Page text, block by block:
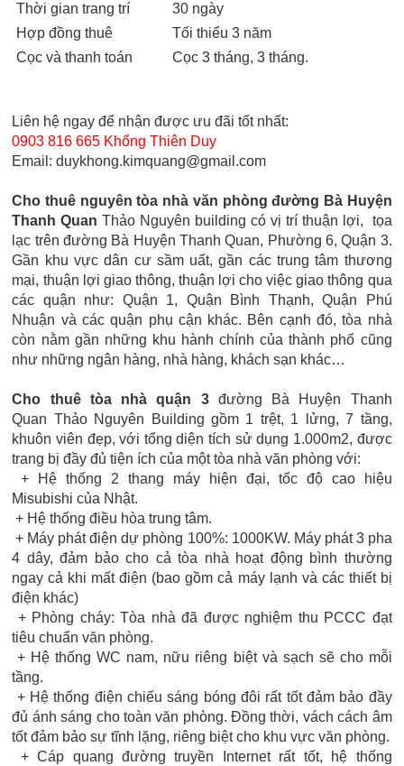
Thời gian trang trí
30 ngày
Hợp đồng thuê
Tối thiểu 3 năm
Cọc và thanh toán
Cọc 3 tháng, 3 tháng.
Liên hệ ngay để nhận được ưu đãi tốt nhất:
0903 816 665 Khổng Thiên Duy
Email: duykhong.kimquang@gmail.com
Cho thuê nguyên tòa nhà văn phòng đường Bà Huyện
Thanh Quan Thảo Nguyên buildingcó vị trí thuận lợi, tọa
lạc trên đường Bà Huyện Thanh Quan, Phường 6, Quận 3.
Gần khu vực dân cư sầm uất, gần các trung tâm thương
mại, thuận lợi giao thông, thuận lợi cho việc giao thông qua
các quận như: Quận 1, Quận Bình Thạnh, Quận Phú
Nhuận và các quận phụ cận khác. Bên cạnh đó, tòa nhà
còn nằm gần những khu hành chính của thành phố cũng
như những ngân hàng, nhà hàng, khách sạn khác…
Cho thuê tòa nhà quận 3 đường Bà Huyện Thanh
Quan Thảo Nguyên Building gồm 1 trệt, 1 lửng, 7 tầng,
khuôn viên đẹp, với tổng diện tích sử dụng 1.000m2, được
trang bị đầy đủ tiện ích của một tòa nhà văn phòng với:
+ Hệ thống 2 thang máy hiện đại, tốc độ cao hiệu
Misubishi của Nhật.
+ Hệ thống điều hòa trung tâm.
+ Máy phát điện dự phòng 100%: 1000KW. Máy phát 3 pha
4 dây, đảm bảo cho cả tòa nhà hoạt động bình thường
ngay cả khi mất điện (bao gồm cả máy lạnh và các thiết bị
điện khác)
+ Phòng cháy: Tòa nhà đã được nghiệm thu PCCC đạt
tiêu chuẩn văn phòng.
+ Hệ thống WC nam, nữu riêng biệt và sạch sẽ cho mỗi
tầng.
+ Hệ thống điện chiếu sáng bóng đôi rất tốt đảm bảo đầy
đủ ánh sáng cho toàn văn phòng. Đồng thời, vách cách âm
tốt đảm bảo sự tĩnh lặng, riêng biệt cho khu vực văn phòng.
+ Cáp quang đường truyền Internet rất tốt, hệ thống